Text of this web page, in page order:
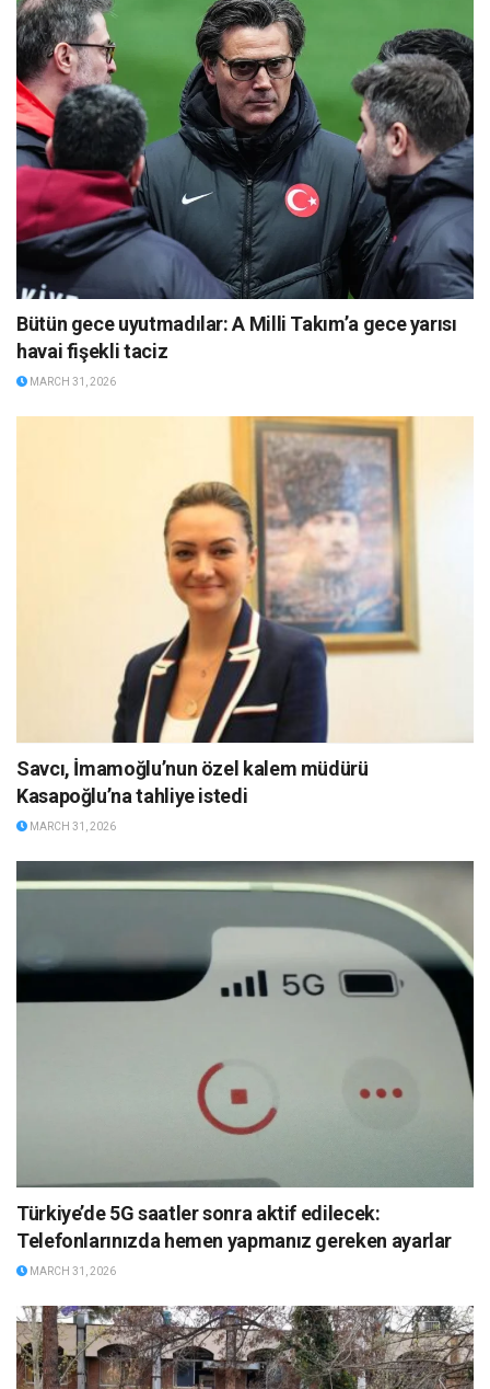
Bütün gece uyutmadılar: A Milli Takım’a gece yarısı
havai fişekli taciz
MARCH 31, 2026
Savcı, İmamoğlu’nun özel kalem müdürü
Kasapoğlu’na tahliye istedi
MARCH 31, 2026
Türkiye’de 5G saatler sonra aktif edilecek:
Telefonlarınızda hemen yapmanız gereken ayarlar
MARCH 31, 2026